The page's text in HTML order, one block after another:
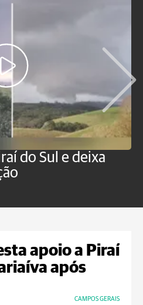
do Sul e deixa
apoio a Piraí
após
CAMPOS GERAIS